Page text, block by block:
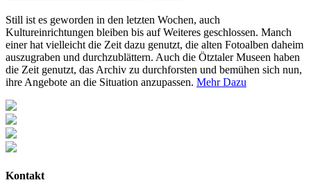
Still ist es geworden in den letzten Wochen, auch
Kultureinrichtungen bleiben bis auf Weiteres geschlossen. Manch
einer hat vielleicht die Zeit dazu genutzt, die alten Fotoalben daheim
auszugraben und durchzublättern. Auch die Ötztaler Museen haben
die Zeit genutzt, das Archiv zu durchforsten und bemühen sich nun,
ihre Angebote an die Situation anzupassen. Mehr Dazu
Kontakt